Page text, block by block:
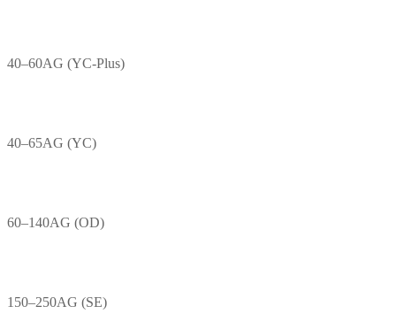
40–60AG (YC-Plus)
40–65AG (YC)
60–140AG (OD)
150–250AG (SE)